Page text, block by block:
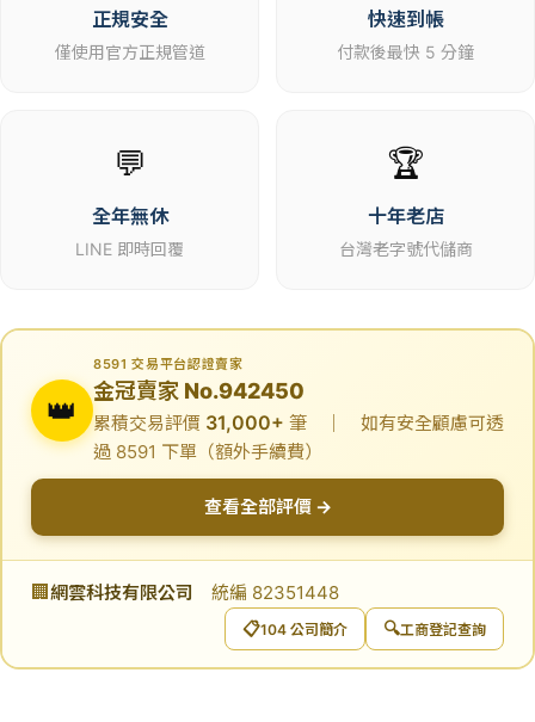
正規安全
僅使用官方正規管道
快速到帳
付款後最快 5 分鐘
💬
全年無休
LINE 即時回覆
🏆
十年老店
台灣老字號代儲商
👑
8591 交易平台認證賣家
金冠賣家 No.942450
累積交易評價 31,000+ 筆 ｜ 如有安全顧慮可透
過 8591 下單（額外手續費）
查看全部評價 →
🏢 網雲科技有限公司 統編 82351448
📋104 公司簡介 🔍工商登記查詢